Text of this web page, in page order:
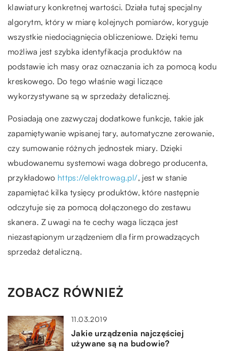
klawiatury konkretnej wartości. Działa tutaj specjalny
algorytm, który w miarę kolejnych pomiarów, koryguje
wszystkie niedociągnięcia obliczeniowe. Dzięki temu
możliwa jest szybka identyfikacja produktów na
podstawie ich masy oraz oznaczania ich za pomocą kodu
kreskowego. Do tego właśnie wagi liczące
wykorzystywane są w sprzedaży detalicznej.
Posiadają one zazwyczaj dodatkowe funkcje, takie jak
zapamiętywanie wpisanej tary, automatyczne zerowanie,
czy sumowanie różnych jednostek miary. Dzięki
wbudowanemu systemowi waga dobrego producenta,
przykładowo https://elektrowag.pl/, jest w stanie
zapamiętać kilka tysięcy produktów, które następnie
odczytuje się za pomocą dołączonego do zestawu
skanera. Z uwagi na te cechy waga licząca jest
niezastąpionym urządzeniem dla firm prowadzących
sprzedaż detaliczną.
ZOBACZ RÓWNIEŻ
11.03.2019
Jakie urządzenia najczęściej
używane są na budowie?